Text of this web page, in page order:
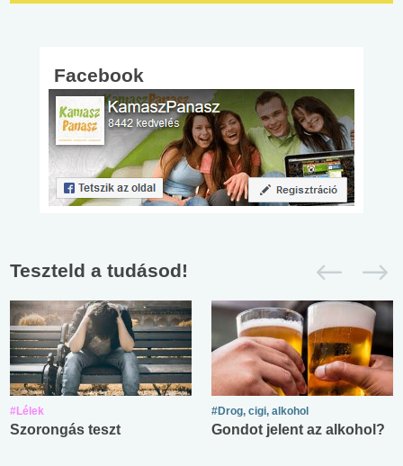
Facebook
Teszteld a tudásod!
#Lélek
Szorongás teszt
#Drog, cigi, alkohol
Gondot jelent az alkohol?